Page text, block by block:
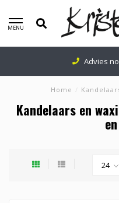
MENU
Advies
Home /
Kandelaars en